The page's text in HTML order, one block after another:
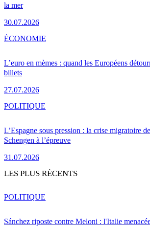
la mer
30.07.2026
L’euro en mèmes : quand les Européens
billets
27.07.2026
ÉCONOMIE
L’Espagne sous pression : la crise migratoire
Schengen à l’épreuve
31.07.2026
POLITIQUE
LES PLUS RÉCENTS
Sánchez riposte contre Meloni : l'Italie
POLITIQUE